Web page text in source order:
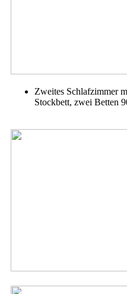
Zweites Schlafzimmer
Stockbett, zwei Betten